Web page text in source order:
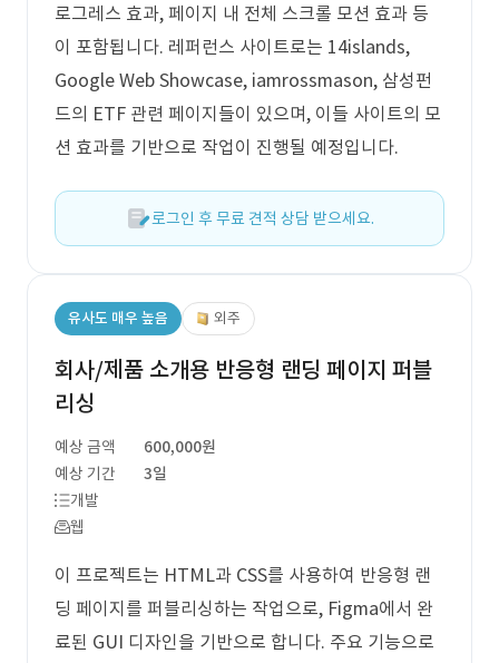
로그레스 효과, 페이지 내 전체 스크롤 모션 효과 등
이 포함됩니다. 레퍼런스 사이트로는 14islands,
Google Web Showcase, iamrossmason, 삼성펀
드의 ETF 관련 페이지들이 있으며, 이들 사이트의 모
션 효과를 기반으로 작업이 진행될 예정입니다.
로그인 후 무료 견적 상담 받으세요.
유사도 매우 높음 외주
회사/제품 소개용 반응형 랜딩 페이지 퍼블
리싱
예상 금액
600,000원
예상 기간
3일
개발
웹
이 프로젝트는 HTML과 CSS를 사용하여 반응형 랜
딩 페이지를 퍼블리싱하는 작업으로, Figma에서 완
료된 GUI 디자인을 기반으로 합니다. 주요 기능으로